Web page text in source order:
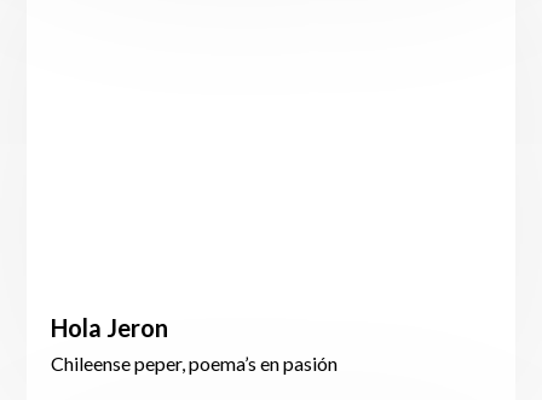
Hola Jeron
Chileense peper, poema’s en pasión